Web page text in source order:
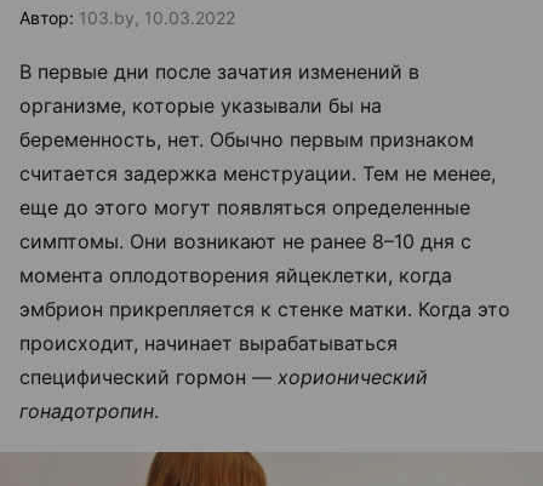
Автор: 103.by, 10.03.2022
В первые дни после зачатия изменений в
организме, которые указывали бы на
беременность, нет. Обычно первым признаком
считается задержка менструации. Тем не менее,
еще до этого могут появляться определенные
симптомы. Они возникают не ранее 8–10 дня с
момента оплодотворения яйцеклетки, когда
эмбрион прикрепляется к стенке матки. Когда это
происходит, начинает вырабатываться
специфический гормон — хорионический
гонадотропин.